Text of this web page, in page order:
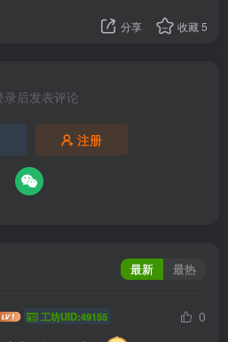
分享 收藏5
录后发表评论
注册
最新 最热
工坊UID:49155
0